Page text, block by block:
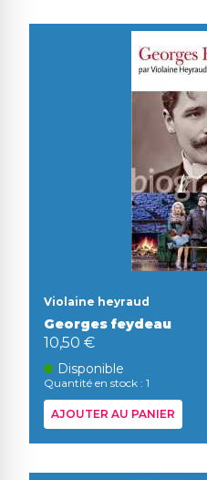
Violaine heyraud
Georges feydeau
10,50 €
Disponible
Quantité en stock : 1
AJOUTER AU PANIER